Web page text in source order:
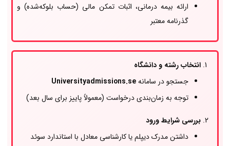
ارائه بیمه درمانی، اثبات تمکن مالی (حساب بلوکه‌شده) و
گذرنامه معتبر
انتخاب رشته و دانشگاه
جستجو در سامانهUniversityadmissions.se
توجه به زمان‌بندی درخواست (معمولاً پاییز برای سال بعد)
بررسی شرایط ورود
داشتن مدرک دیپلم یا کارشناسی معادل با استاندارد سوئد